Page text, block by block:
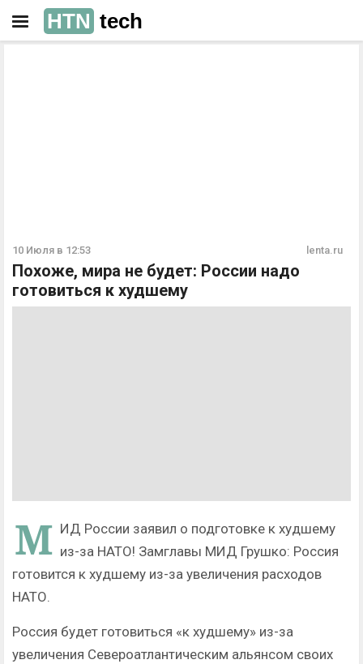
HTN tech
10 Июля в 12:53 lenta.ru
Похоже, мира не будет: России надо
готовиться к худшему
М ИД России заявил о подготовке к худшему
из-за НАТО! Замглавы МИД Грушко: Россия
готовится к худшему из-за увеличения расходов
НАТО.
Россия будет готовиться «к худшему» из-за
увеличения Североатлантическим альянсом своих